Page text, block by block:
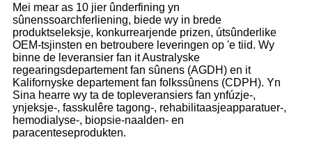
Mei mear as 10 jier ûnderfining yn
sûnenssoarchferliening, biede wy in brede
produktseleksje, konkurrearjende prizen, útsûnderlike
OEM-tsjinsten en betroubere leveringen op 'e tiid. Wy
binne de leveransier fan it Australyske
regearingsdepartement fan sûnens (AGDH) en it
Kalifornyske departement fan folkssûnens (CDPH). Yn
Sina hearre wy ta de topleveransiers fan ynfúzje-,
ynjeksje-, fasskulêre tagong-, rehabilitaasjeapparatuer-,
hemodialyse-, biopsie-naalden- en
paracenteseprodukten.